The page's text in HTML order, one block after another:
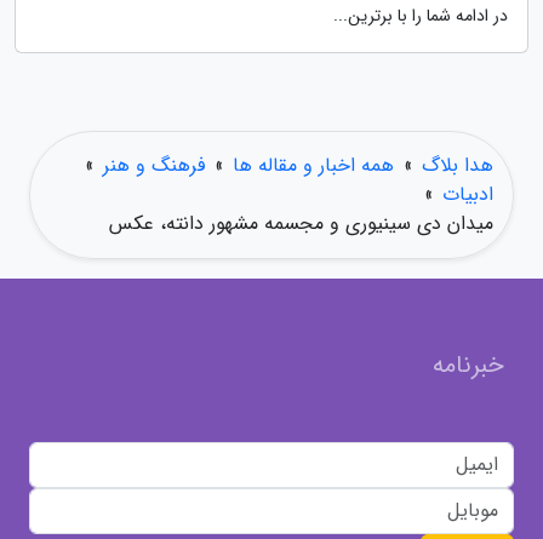
در ادامه شما را با برترین...
هدا بلاگ » همه اخبار و مقاله ها » فرهنگ و هنر »
ادبیات »
میدان دی سینیوری و مجسمه مشهور دانته، عکس
خبرنامه